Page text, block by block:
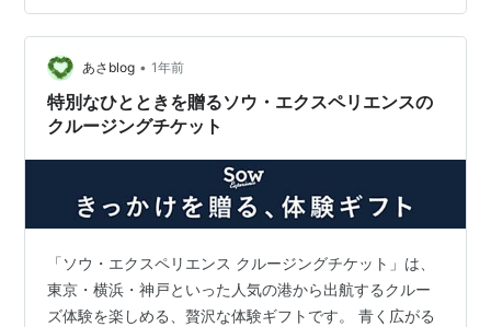
る JTBデジタルギフト「してね」 ■『してね』の“プライ
スレスギフト”とは？値段を伝えずに贈れるってどういう
こと？ 『してね』の最大の特徴は、贈る相手にギフトの
「値段」を伝えず…
あさblog • 1年前
特別なひとときを贈るソウ・エクスペリエンスの
クルージングチケット
「ソウ・エクスペリエンス クルージングチケット」は、
東京・横浜・神戸といった人気の港から出航するクルー
ズ体験を楽しめる、贅沢な体験ギフトです。 青く広がる